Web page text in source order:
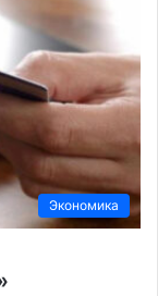
Экономика